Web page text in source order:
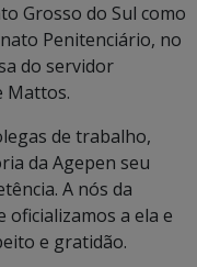
Grosso do Sul como
Penitenciário, no
do servidor
Mattos.
de trabalho,
da Agepen seu
A nós da
a ela e
e gratidão.